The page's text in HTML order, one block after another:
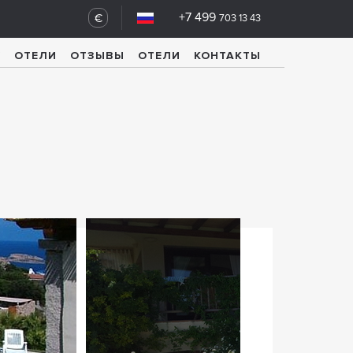
+7 499 703 13 43
€
ОТЕЛИ ОТЗЫВЫ ОТЕЛИ КОНТАКТЫ